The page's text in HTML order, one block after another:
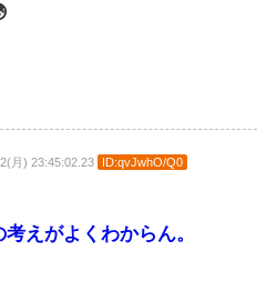
月) 23:45:02.23 ID:qvJwhO/Q0
えがよくわからん。